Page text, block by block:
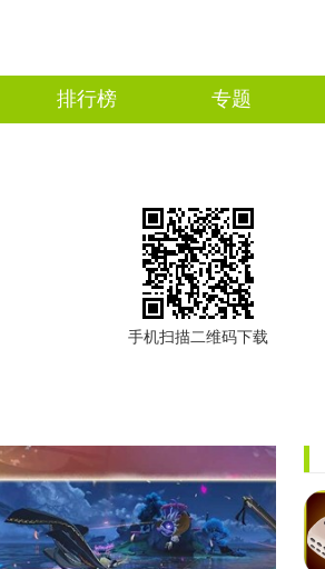
排行榜 专题
手机扫描二维码下载